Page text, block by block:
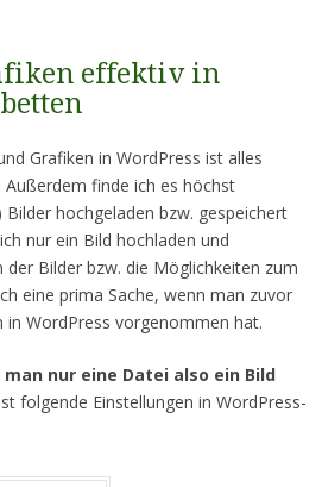
effektiv in
Grafiken in WordPress ist alles
finde ich es höchst
Bilder hochgeladen bzw. gespeichert
nur ein Bild hochladen und
Bilder bzw. die Möglichkeiten zum
eine prima Sache, wenn man zuvor
in WordPress vorgenommen hat.
man nur eine Datei also ein Bild
folgende Einstellungen in WordPress-